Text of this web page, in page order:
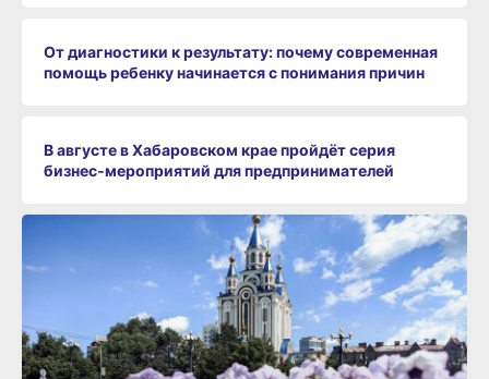
От диагностики к результату: почему современная
помощь ребенку начинается с понимания причин
В августе в Хабаровском крае пройдёт серия
бизнес‑мероприятий для предпринимателей